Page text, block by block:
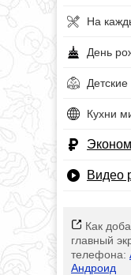
На
День
Кухни
Видео
Как
главный
телефона:
Андроид